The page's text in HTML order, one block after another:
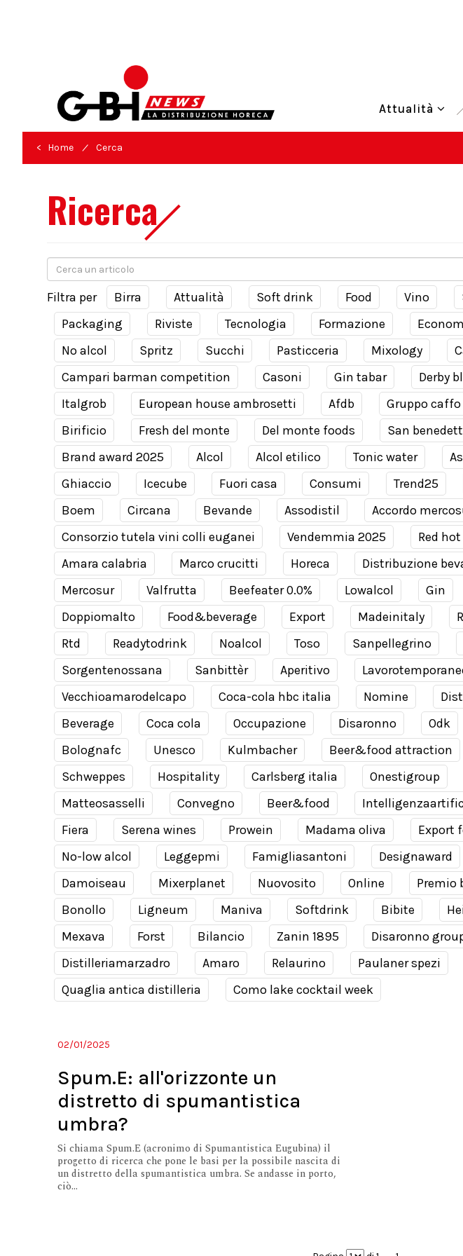
Attualità
< Home / Cerca
Ricerca
Filtra per Birra Attualità Soft drink Food Vino
Packaging
Riviste Tecnologia Formazione
No alcol
Spritz Succhi Pasticceria Mixology
Campari barman competition
Casoni Gin tabar Derby
Italgrob
European house ambrosetti Afdb Gruppo caffo
Birificio
Fresh del monte Del monte foods San
Brand award 2025
Alcol Alcol etilico Tonic water
Ghiaccio
Icecube Fuori casa Consumi Trend25
Boem
Circana Bevande Assodistil Accordo
Consorzio tutela vini colli euganei
Vendemmia 2025 Red
Amara calabria
Marco crucitti Horeca Distribuzione
Mercosur
Valfrutta Beefeater 0.0% Lowalcol Gin
Doppiomalto
Food&beverage Export Madeinitaly
Rtd
Readytodrink Noalcol Toso Sanpellegrino
Sorgentenossana
Sanbittèr Aperitivo
Vecchioamarodelcapo
Coca-cola hbc italia Nomine
Beverage
Coca cola Occupazione Disaronno Odk
Bolognafc
Unesco Kulmbacher Beer&food attraction
Schweppes
Hospitality Carlsberg italia Onestigroup
Matteosasselli
Convegno Beer&food
Fiera
Serena wines Prowein Madama oliva Export
No-low alcol
Leggepmi Famigliasantoni Designaward
Damoiseau
Mixerplanet Nuovosito Online Premio
Bonollo
Ligneum Maniva Softdrink Bibite
Mexava
Forst Bilancio Zanin 1895 Disaronno
Distilleriamarzadro
Amaro Relaurino Paulaner spezi
Quaglia antica distilleria
Como lake cocktail week
02/01/2025
Spum.E: all'orizzonte un
distretto di spumantistica
umbra?
Si chiama Spum.E (acronimo di Spumantistica Eugubina) il
progetto di ricerca che pone le basi per la possibile nascita di
un distretto della spumantistica umbra. Se andasse in porto,
ciò...